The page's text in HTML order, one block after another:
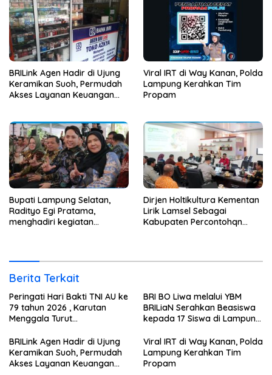
BRILink Agen Hadir di Ujung
Keramikan Suoh, Permudah
Akses Layanan Keuangan
Viral IRT di Way Kanan, Polda
Lampung Kerahkan Tim
Propam
Bupati Lampung Selatan,
Radityo Egi Pratama,
menghadiri kegiatan
Dirjen Holtikultura Kementan
Lirik Lamsel Sebagai
Kabupaten Percontohqn
Berita Terkait
Peringati Hari Bakti TNI AU ke
79 tahun 2026 , Karutan
Menggala Turut
kegiatan Donor Darah
BRI BO Liwa melalui YBM
BRILiaN Serahkan Beasiswa
kepada 17 Siswa di Lampung
BRILink Agen Hadir di Ujung
Keramikan Suoh, Permudah
Akses Layanan Keuangan
Viral IRT di Way Kanan, Polda
Lampung Kerahkan Tim
Propam